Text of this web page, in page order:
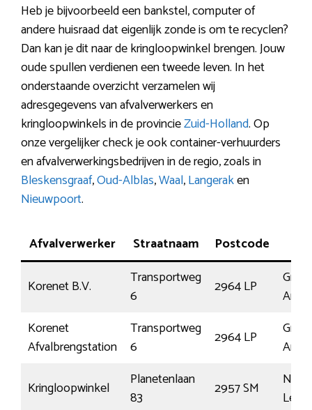
Heb je bijvoorbeeld een bankstel, computer of
andere huisraad dat eigenlijk zonde is om te recyclen?
Dan kan je dit naar de kringloopwinkel brengen. Jouw
oude spullen verdienen een tweede leven. In het
onderstaande overzicht verzamelen wij
adresgegevens van afvalverwerkers en
kringloopwinkels in de provincieZuid-Holland. Op
onze vergelijker check je ook container-verhuurders
en afvalverwerkingsbedrijven in de regio, zoals in
Bleskensgraaf,Oud-Alblas,Waal,Langeraken
Nieuwpoort.
Afvalverwerker Straatnaam Postcode
Korenet B.V.
Transportweg
6
2964 LP
Korenet
Afvalbrengstation
Transportweg
6
2964 LP
Kringloopwinkel
Planetenlaan
83
2957 SM